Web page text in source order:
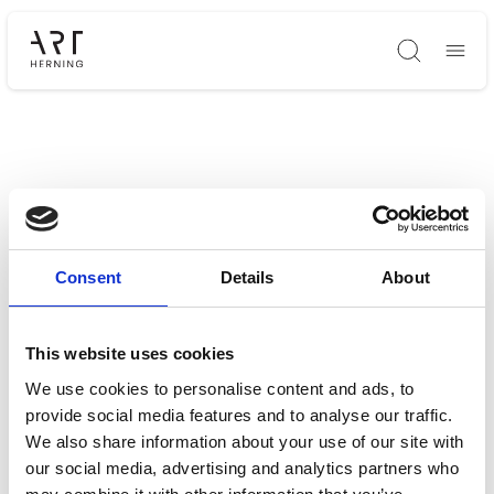
Consent Details About
This website uses cookies
We use cookies to personalise content and ads, to
provide social media features and to analyse our traffic.
We also share information about your use of our site with
our social media, advertising and analytics partners who
Søg